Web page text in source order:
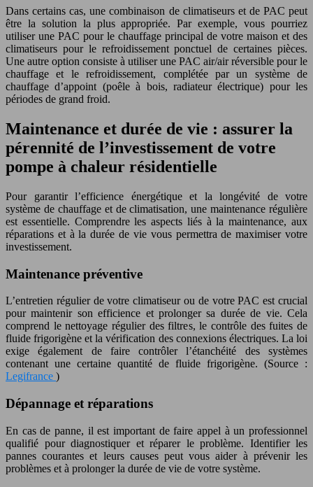
Dans certains cas, une combinaison de climatiseurs et de PAC peut
être la solution la plus appropriée. Par exemple, vous pourriez
utiliser une PAC pour le chauffage principal de votre maison et des
climatiseurs pour le refroidissement ponctuel de certaines pièces.
Une autre option consiste à utiliser une PAC air/air réversible pour le
chauffage et le refroidissement, complétée par un système de
chauffage d’appoint (poêle à bois, radiateur électrique) pour les
périodes de grand froid.
Maintenance et durée de vie : assurer la
pérennité de l’investissement de votre
pompe à chaleur résidentielle
Pour garantir l’efficience énergétique et la longévité de votre
système de chauffage et de climatisation, une maintenance régulière
est essentielle. Comprendre les aspects liés à la maintenance, aux
réparations et à la durée de vie vous permettra de maximiser votre
investissement.
Maintenance préventive
L’entretien régulier de votre climatiseur ou de votre PAC est crucial
pour maintenir son efficience et prolonger sa durée de vie. Cela
comprend le nettoyage régulier des filtres, le contrôle des fuites de
fluide frigorigène et la vérification des connexions électriques. La loi
exige également de faire contrôler l’étanchéité des systèmes
contenant une certaine quantité de fluide frigorigène. (Source :
Legifrance )
Dépannage et réparations
En cas de panne, il est important de faire appel à un professionnel
qualifié pour diagnostiquer et réparer le problème. Identifier les
pannes courantes et leurs causes peut vous aider à prévenir les
problèmes et à prolonger la durée de vie de votre système.